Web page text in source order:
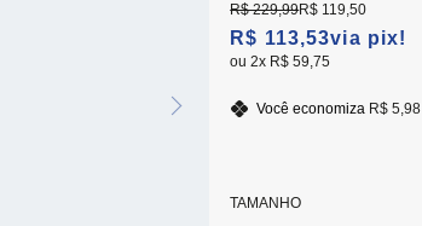
R$ 113,53via pix!
R$ 229,99R$ 119,50
2x R$ 59,75
Você economiza R$ 5,98
TAMANHO